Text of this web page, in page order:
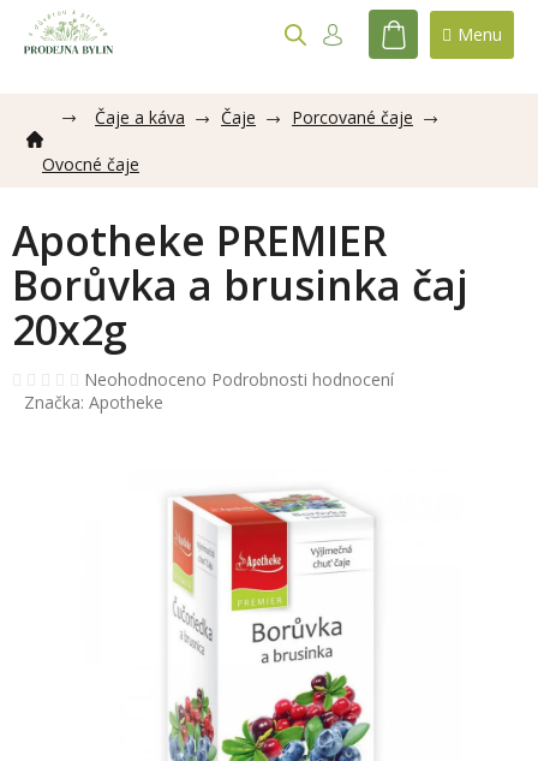
obsah
NÁKUPNÍ
Čaje a káva Čaje Porcované čaje
Ovocné čaje
Apotheke PREMIER
Borůvka a brusinka čaj
20x2g
Průměrné
hodnocení
Neohodnoceno Podrobnosti hodnocení
Značka: Apotheke